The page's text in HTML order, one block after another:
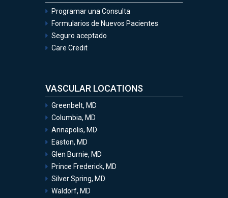
Programar una Consulta
Formularios de Nuevos Pacientes
Seguro aceptado
Care Credit
VASCULAR LOCATIONS
Greenbelt, MD
Columbia, MD
Annapolis, MD
Easton, MD
Glen Burnie, MD
Prince Frederick, MD
Silver Spring, MD
Waldorf, MD